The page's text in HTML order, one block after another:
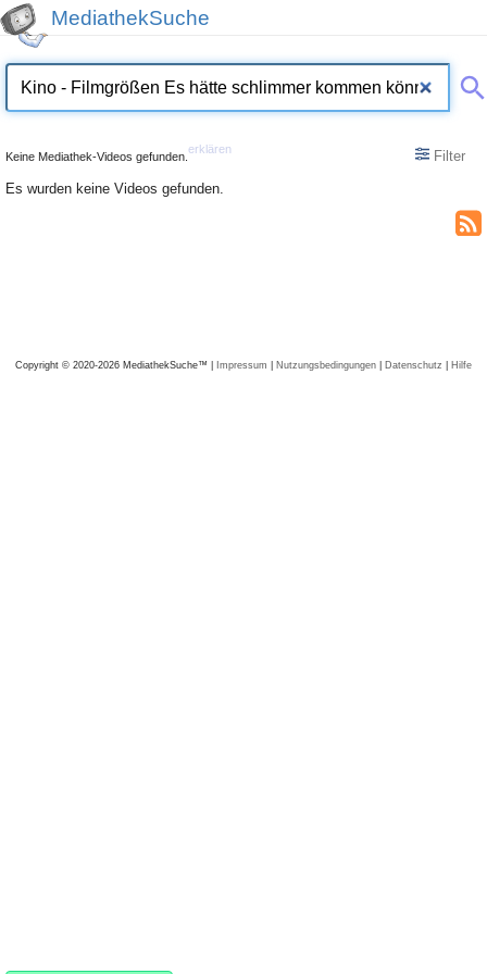
MediathekSuche
Keine Mediathek-Videos gefunden.
erklären
Filter
Es wurden keine Videos gefunden.
Copyright © 2020-2026 MediathekSuche™ | Impressum | Nutzungsbedingungen | Datenschutz | Hilfe